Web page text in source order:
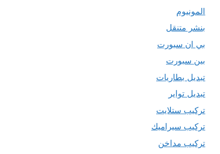
المونيوم
بنشر متنقل
بي ان سبورت
بين سبورت
تبديل بطاريات
تبديل تواير
تركيب ستلايت
تركيب سيراميك
تركيب مداخن